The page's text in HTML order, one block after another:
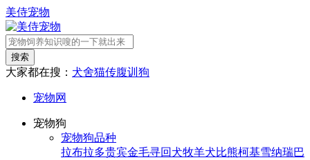
美侍宠物
搜索
大家都在搜： 犬舍猫传腹训狗
宠物网
宠物狗
宠物狗品种
拉布拉多贵宾金毛寻回犬牧羊犬比熊柯基雪纳瑞巴